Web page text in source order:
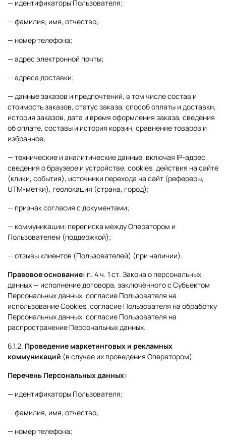
— идентификаторы Пользователя;
— фамилия, имя, отчество;
— номер телефона;
— адрес электронной почты;
— адреса доставки;
— данные заказов и предпочтений, в том числе состав и
стоимость заказов, статус заказа, способ оплаты и доставки,
история заказов, дата и время оформления заказа, сведения
об оплате, составы и история корзин, сравнение товаров и
избранное;
— технические и аналитические данные, включая IP-адрес,
сведения о браузере и устройстве, сookies, действия на сайте
(клики, события), источники перехода на сайт (рефереры,
UTM-метки), геолокация (страна, город);
— признак согласия с документами;
— коммуникации: переписка между Оператором и
Пользователем (поддержкой);
— отзывы клиентов (Пользователей) (при наличии).
Правовое основание: п. 4 ч. 1 ст. Закона о персональных
данных — исполнение договора, заключённого с Субъектом
Персональных данных, согласие Пользователя на
использование Cookies, согласие Пользователя на обработку
Персональных данных, согласие Пользователя на
распространение Персональных данных.
6.1.2. Проведение маркетинговых и рекламных
коммуникаций (в случае их проведения Оператором).
Перечень Персональных данных:
— идентификаторы Пользователя;
— фамилия, имя, отчество;
— номер телефона;